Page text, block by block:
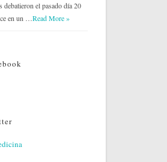
debatieron el pasado día 20
en un …Read More »